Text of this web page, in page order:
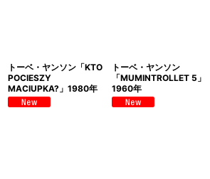
トーベ・ヤンソン「KTO
POCIESZY
MACIUPKA?」1980年
トーベ・ヤンソン
「MUMINTROLLET 5」
1960年